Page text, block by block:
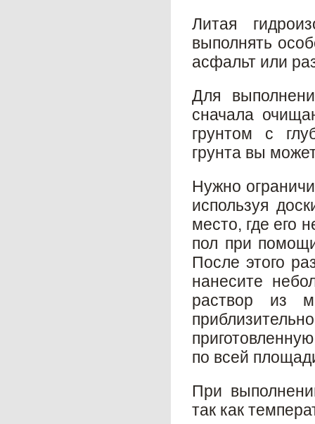
Литая
выполнять
асфальт или
Для
сначала
грунтом с
грунта вы
Нужно
используя
место, где его
пол при
После этого
нанесите
раствор из
по всей
При
так как